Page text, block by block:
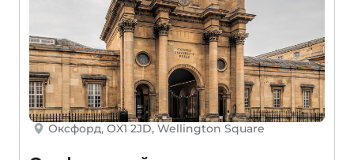
Оксфорд, OX1 2JD, Wellington Square